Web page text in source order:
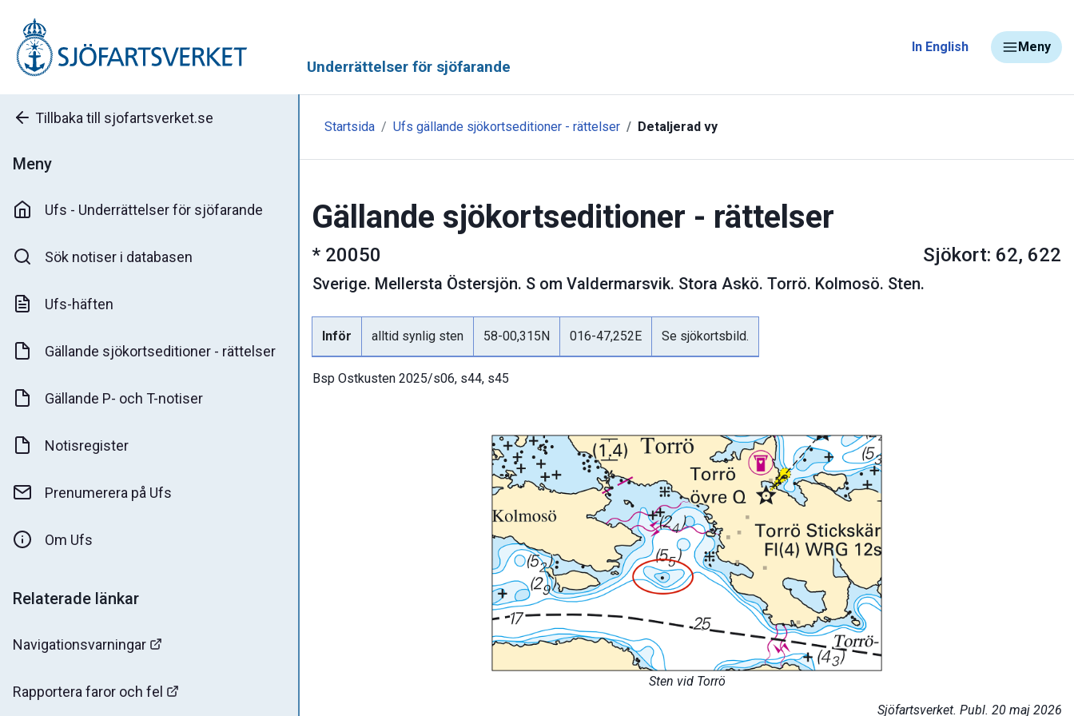
Underrättelser för sjöfarande
In English Meny
Tillbaka till sjofartsverket.se
Meny
Ufs - Underrättelser för sjöfarande
Sök notiser i databasen
Ufs-häften
Gällande sjökortseditioner - rättelser
Gällande P- och T-notiser
Notisregister
Prenumerera på Ufs
Om Ufs
Relaterade länkar
Navigationsvarningar
Rapportera faror och fel
Startsida Ufs gällande sjökortseditioner - rättelser Detaljerad vy
Gällande sjökortseditioner - rättelser
* 20050 Sjökort: 62, 622
Sverige. Mellersta Östersjön. S om Valdermarsvik. Stora Askö. Torrö. Kolmosö. Sten.
Inför alltid synlig sten 58-00,315N 016-47,252E Se sjökortsbild.
Bsp Ostkusten 2025/s06, s44, s45
Sten vid Torrö
Sjöfartsverket. Publ. 20 maj 2026